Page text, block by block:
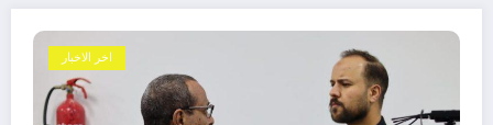
اخر الاخبار